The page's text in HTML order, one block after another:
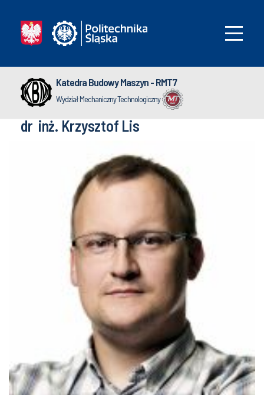
Katedra Budowy Maszyn - RMT7
Wydział Mechaniczny Technologiczny
dr inż. Krzysztof Lis